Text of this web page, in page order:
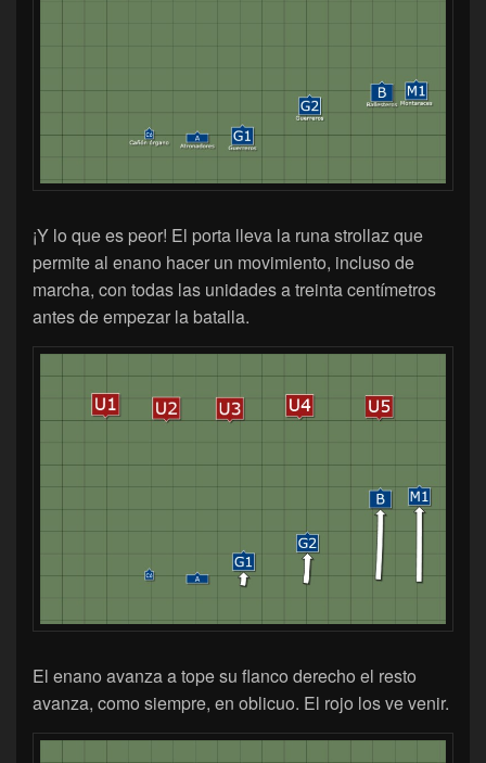
¡Y lo que es peor! El porta lleva la runa strollaz que
permite al enano hacer un movimiento, incluso de
marcha, con todas las unidades a treinta centímetros
antes de empezar la batalla.
El enano avanza a tope su flanco derecho el resto
avanza, como siempre, en oblicuo. El rojo los ve venir.